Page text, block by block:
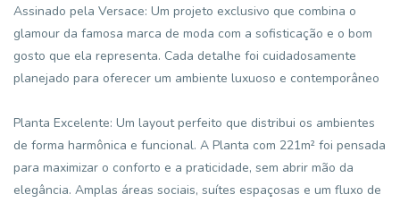
Assinado pela Versace: Um projeto exclusivo que combina o
glamour da famosa marca de moda com a sofisticação e o bom
gosto que ela representa. Cada detalhe foi cuidadosamente
planejado para oferecer um ambiente luxuoso e contemporâneo
Planta Excelente: Um layout perfeito que distribui os ambientes
de forma harmônica e funcional. A Planta com 221m² foi pensada
para maximizar o conforto e a praticidade, sem abrir mão da
elegância. Amplas áreas sociais, suítes espaçosas e um fluxo de